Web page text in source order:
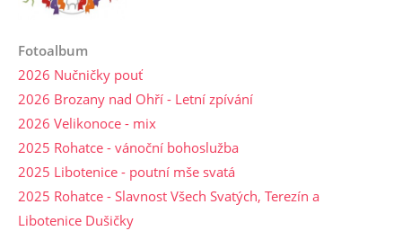
Fotoalbum
2026 Nučničky pouť
2026 Brozany nad Ohří - Letní zpívání
2026 Velikonoce - mix
2025 Rohatce - vánoční bohoslužba
2025 Libotenice - poutní mše svatá
2025 Rohatce - Slavnost Všech Svatých, Terezín a
Libotenice Dušičky